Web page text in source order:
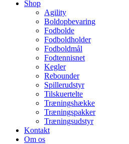
Shop
Agility
Boldopbevaring
Fodbolde
Fodboldholder
Fodboldmål
Fodtennisnet
Kegler
Rebounder
Spillerudstyr
Tilskuertelte
Træningshække
Træningspakker
Træningsudstyr
Kontakt
Om os